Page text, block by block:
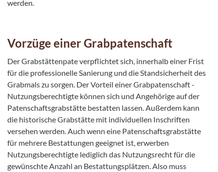
werden.
Vorzüge einer Grabpatenschaft
Der Grabstättenpate verpflichtet sich, innerhalb einer Frist
für die professionelle Sanierung und die Standsicherheit des
Grabmals zu sorgen. Der Vorteil einer Grabpatenschaft -
Nutzungsberechtigte können sich und Angehörige auf der
Patenschaftsgrabstätte bestatten lassen. Außerdem kann
die historische Grabstätte mit individuellen Inschriften
versehen werden. Auch wenn eine Patenschaftsgrabstätte
für mehrere Bestattungen geeignet ist, erwerben
Nutzungsberechtigte lediglich das Nutzungsrecht für die
gewünschte Anzahl an Bestattungsplätzen. Also muss